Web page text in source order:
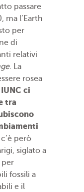
passare
ma l’Earth
per
di
relativi
. La
rosea
ci
tra
però
siglato a
per
fossili a
e il